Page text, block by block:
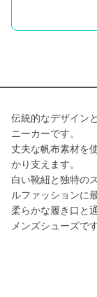
伝統的なデザイン
ニーカーです。
丈夫な帆布素材を
かり支えます。
白い靴紐と独特の
ルファッションに
柔らかな履き口と
メンズシューズです